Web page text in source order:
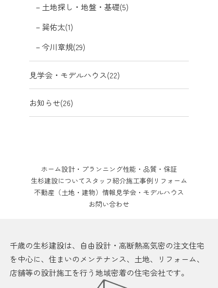
土地探し・地盤・基礎(5)
巽佑太(1)
今川章規(29)
見学会・モデルハウス(22)
お知らせ(26)
ホーム設計・プランニング性能・品質・保証
生杉建設についてスタッフ紹介施工事例 リフォーム
不動産（土地・建物）情報 見学会・モデルハウス
お問い合わせ
千歳の生杉建設は、自由設計・高断熱高気密の注文住宅
を中心に、住まいのメンテナンス、土地、リフォーム、
店舗等の設計施工を行う地域密着の住宅会社です。